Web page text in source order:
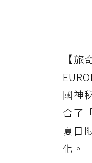
【
國神
合了
夏日
化。